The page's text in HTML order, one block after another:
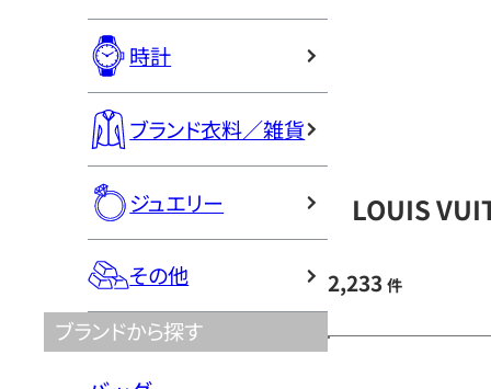
時計
ブランド衣料／雑貨
ジュエリー
その他
ブランドから探す
LOUIS
2,233 件